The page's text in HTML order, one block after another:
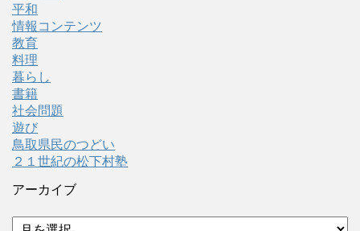
平和
情報コンテンツ
教育
料理
暮らし
書籍
社会問題
遊び
鳥取県民のつどい
２１世紀の松下村塾
アーカイブ
ア